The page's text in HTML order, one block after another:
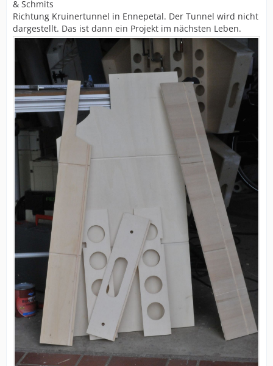
& Schmits
Richtung Kruinertunnel in Ennepetal. Der Tunnel wird nicht
dargestellt. Das ist dann ein Projekt im nächsten Leben.